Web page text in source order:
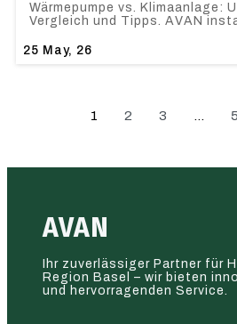
25 May, 26
Wärmepumpe vs. Klimaanlage:
Vergleich und Tipps. AVAN
1 2 3 …
AVAN
Ihr zuverlässiger Partner für
Region Basel – wir bieten
und hervorragenden Service.